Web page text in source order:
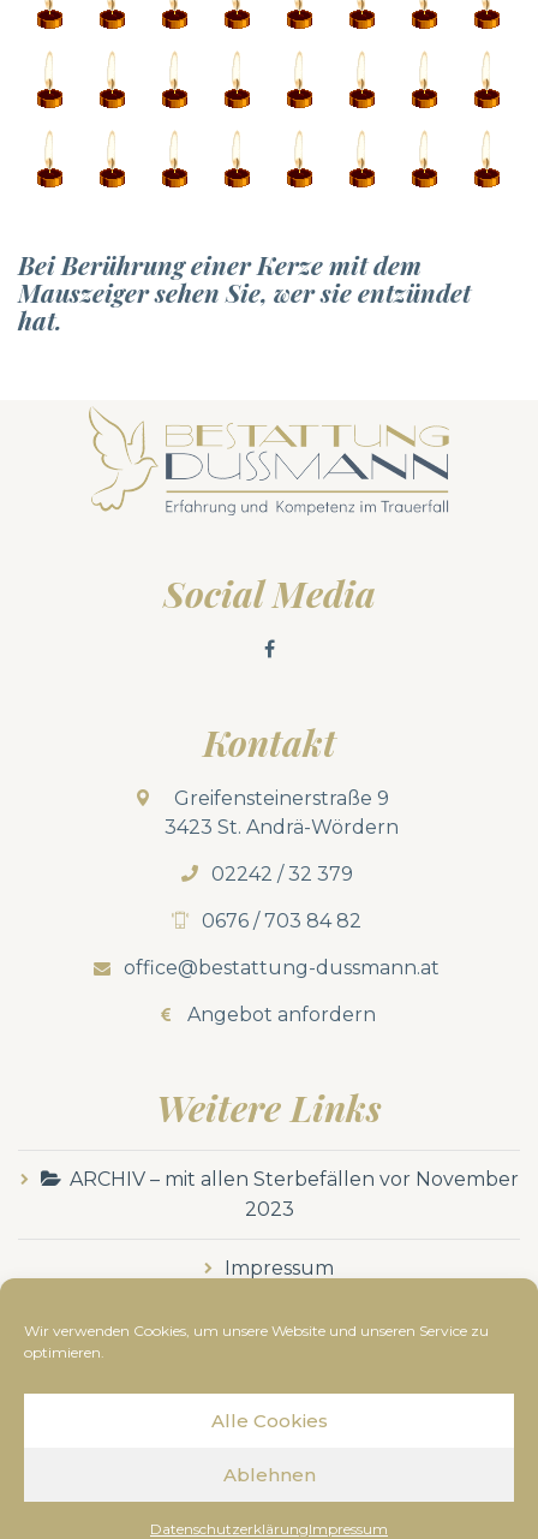
Wir verwenden Cookies, um unsere Website und unseren Service zu
optimieren.
Alle Cookies
Ablehnen
DatenschutzerklärungImpressum
Bei Berührung einer Kerze mit dem
Mauszeiger sehen Sie, wer sie entzündet
hat.
Social Media
Kontakt
Greifensteinerstraße 9
3423 St. Andrä-Wördern
02242 / 32 379
0676 / 703 84 82
office@bestattung-dussmann.at
Angebot anfordern
Weitere Links
ARCHIV – mit allen Sterbefällen vor November
2023
Impressum
Datenschutzerklärung
© Bestattung Dussmann
www.kunze-medien.at